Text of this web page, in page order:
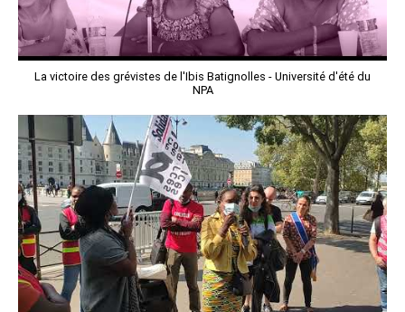
La victoire des grévistes de l'Ibis Batignolles - Université d'été du
NPA